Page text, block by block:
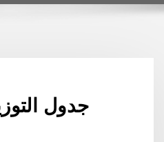
جدول